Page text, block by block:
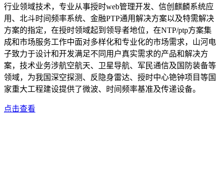
行业领域技术，专业从事授时web管理开发、信创麒麟系统应
用、北斗时间频率系统、金融PTP通用解决方案以及特需解决
方案的指定，在授时领域起到领导者地位，在NTP/ptp方案集
成和市场服务工作中面对多样化和专业化的市场需求，山河电
子致力于设计和开发满足不同用户真实需求的产品和解决方
案，技术业务涉航空航天、卫星导航、军民通信及国防装备等
领域，为我国深空探测、反隐身雷达、授时中心铯钟项目等国
家重大工程建设提供了微波、时间频率基准及传递设备。
点击查看